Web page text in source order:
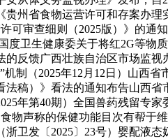
州省食物运营许可和存案办
审查细则（2025版）》的通
卫生健康委关于将红2G等物
反馈广西壮族自治区市场监
制（2025年12月12日）山西
稿）》看法的通知布告山西省
年第40期）全国兽药残留专
声称的保健功能目次有帮于
卫发〔2025〕23号）婴配液态